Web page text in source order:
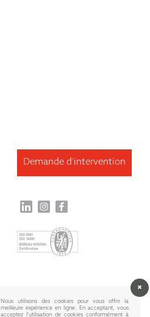
Demande d'intervention
Nous utilisons des cookies pour vous offrir la
meilleure expérience en ligne. En acceptant, vous
acceptez l'utilisation de cookies conformément à